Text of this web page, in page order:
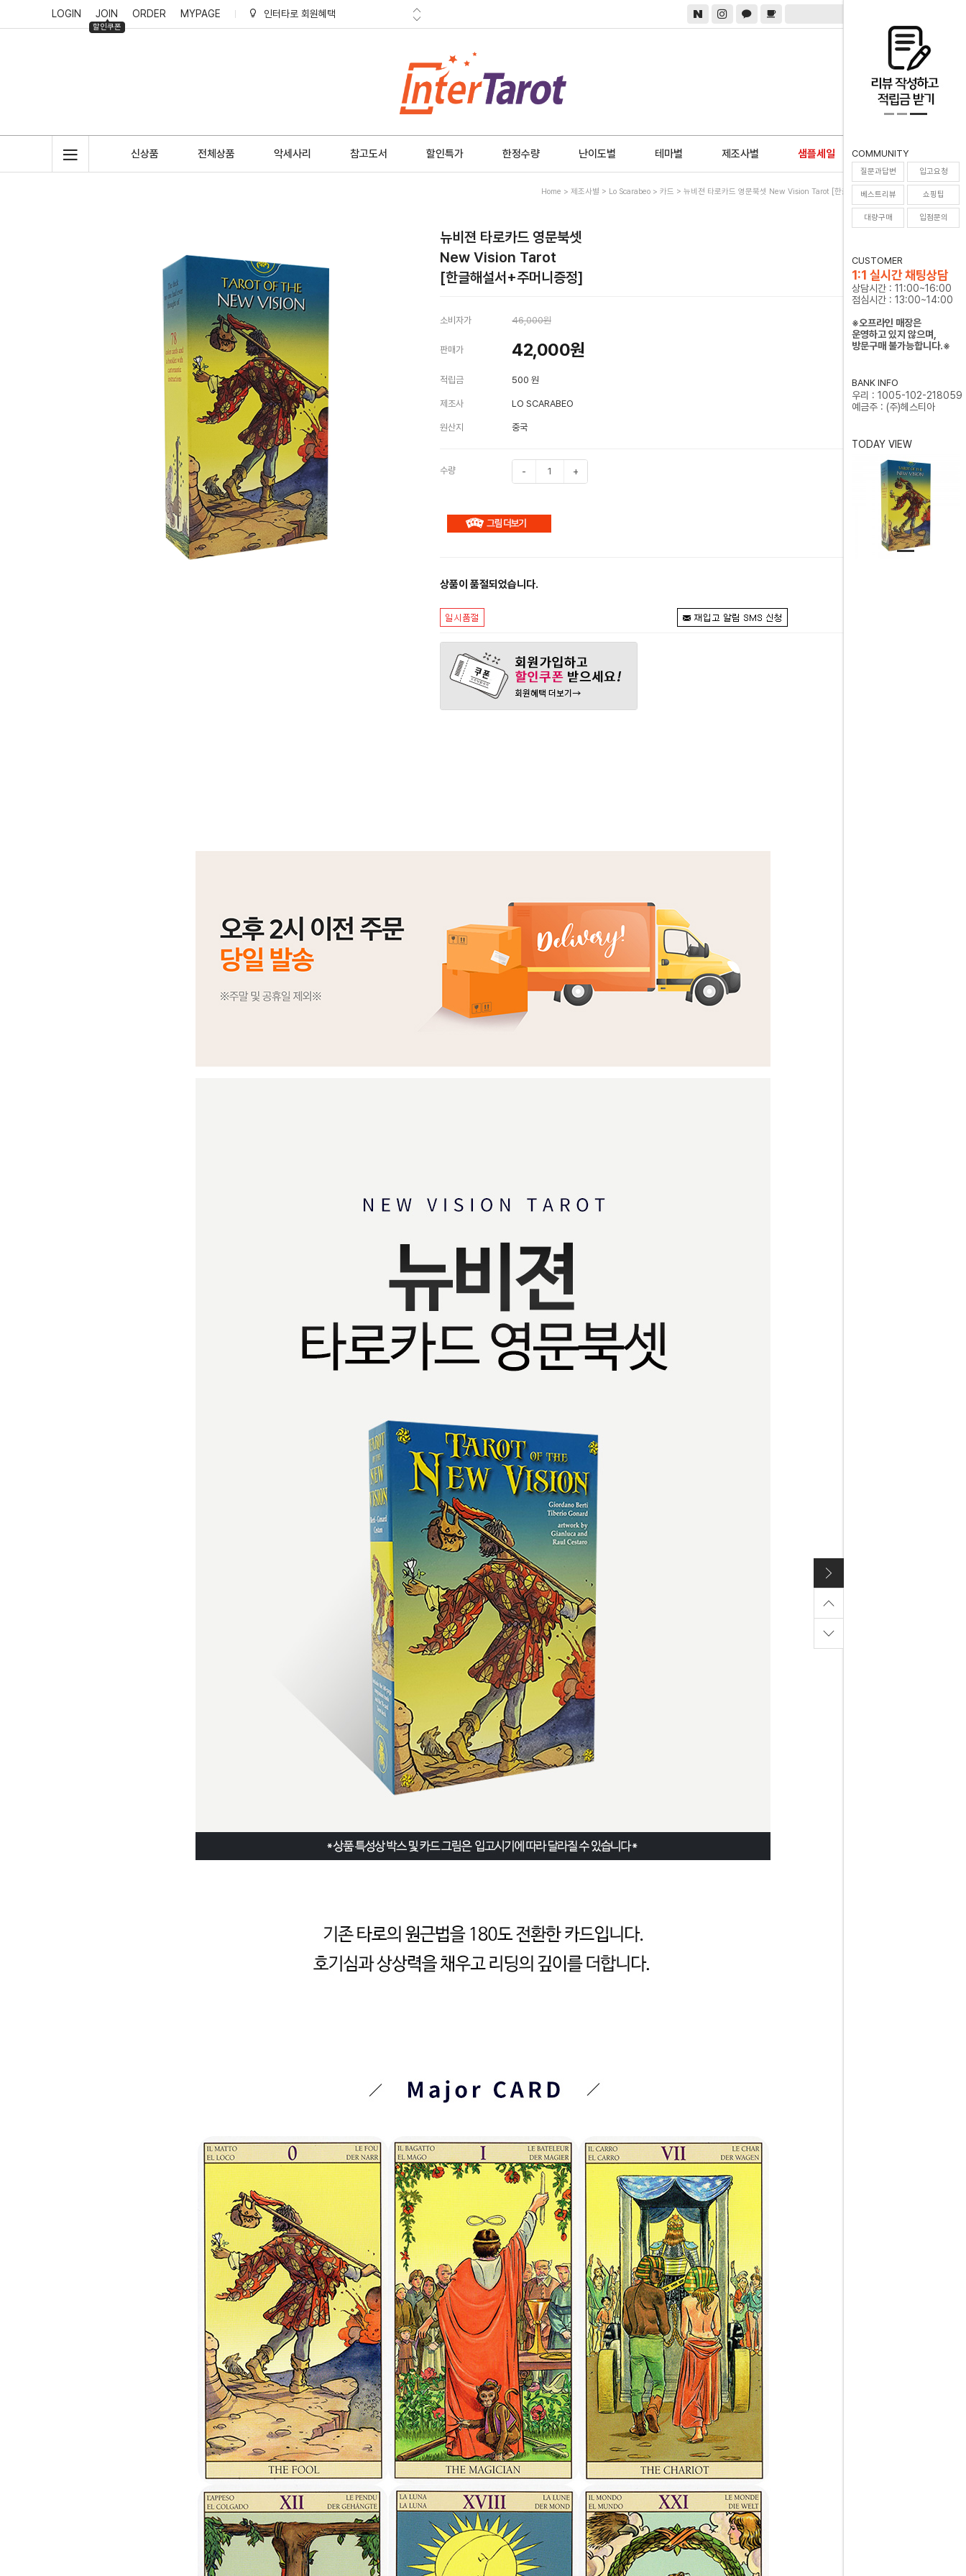
LOGIN JOIN
할인쿠폰
ORDER MYPAGE
인터타로 회원혜택
신상품 전체상품 악세사리 참고도서 할인특가 한정수량 난이도별 테마별 제조사별 샘플세일 0
COMMUNITY
질문과답변 입고요청
베스트리뷰 쇼핑팁
대량구매 입점문의
CUSTOMER
1:1 실시간 채팅상담
상담시간 : 11:00~16:00
점심시간 : 13:00~14:00
※오프라인 매장은
운영하고 있지 않으며,
방문구매 불가능합니다.※
BANK INFO
우리 : 1005-102-218059
예금주 : (주)헤스티아
TODAY VIEW
Home > 제조사별 > Lo Scarabeo > 카드 > 뉴비젼 타로카드 영문북셋 New Vision Tarot [한글해설서+주머니증정]
뉴비젼 타로카드 영문북셋
New Vision Tarot
[한글해설서+주머니증정]
소비자가 46,000원
판매가 42,000원
적립금 500 원
제조사 LO SCARABEO
원산지 중국
수량 - +
상품이 품절되었습니다.